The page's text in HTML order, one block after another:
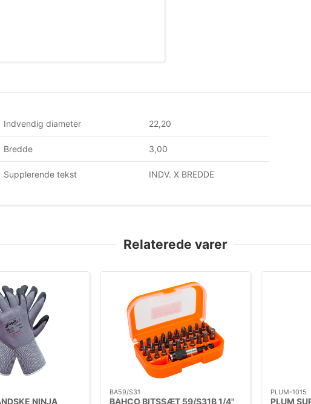
Indvendig diameter
22,20
Bredde 3,00
Supplerende tekst INDV. X BREDDE
Relaterede varer
NINJA
BA59/S31
BAHCO BITSSÆT 59/S31B 1/4"
PLUM-1015
PLUM